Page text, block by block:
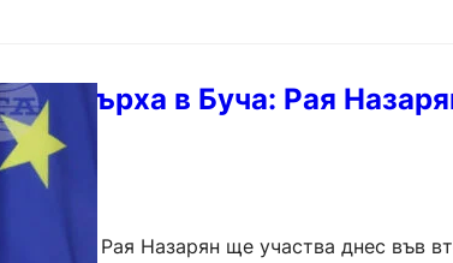
на върха в Буча: Рая
събрание Рая Назарян ще участва днес във